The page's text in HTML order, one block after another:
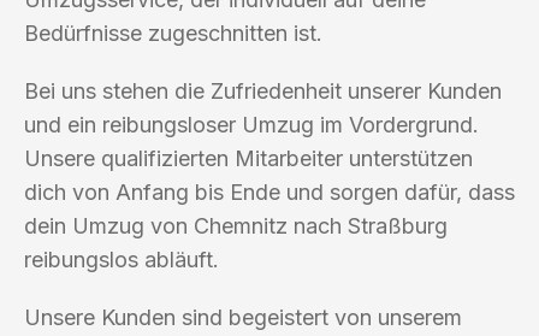
Bedürfnisse zugeschnitten ist.
Bei uns stehen die Zufriedenheit unserer Kunden
und ein reibungsloser Umzug im Vordergrund.
Unsere qualifizierten Mitarbeiter unterstützen
dich von Anfang bis Ende und sorgen dafür, dass
dein Umzug von Chemnitz nach Straßburg
reibungslos abläuft.
Unsere Kunden sind begeistert von unserem